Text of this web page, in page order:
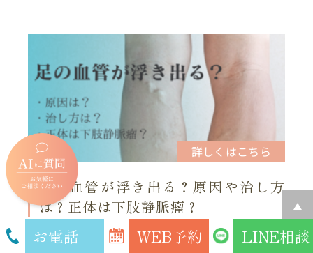
足の血管が浮き出る？原因や治し方
は？正体は下肢静脈瘤？
「足の血管が浮き出る」「足の血管がボコボコしている」
などの見た目の症状は、ひょっとすると下肢静脈瘤という
お電話 WEB予約 LINE相談